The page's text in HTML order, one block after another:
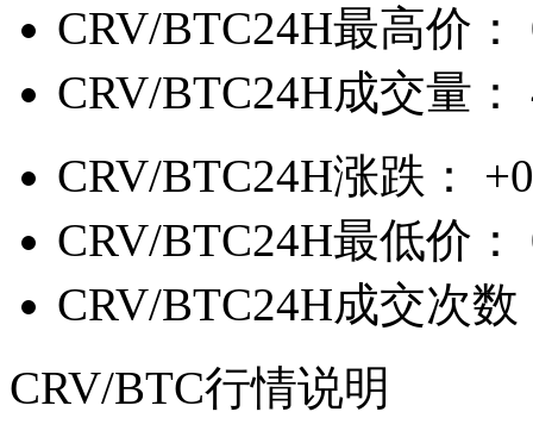
CRV/BTC24H最高价：
CRV/BTC24H成交量：
CRV/BTC24H涨跌：
CRV/BTC24H最低价：
CRV/BTC24H成交次数
CRV/BTC行情说明